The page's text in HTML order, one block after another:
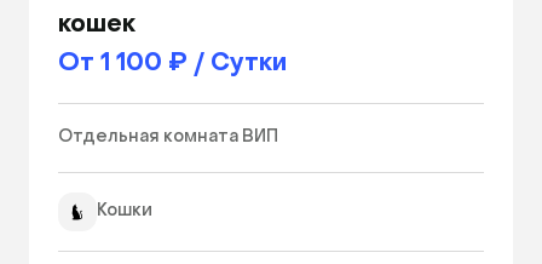
кошек
От 1 100 ₽ / Сутки
Отдельная комната ВИП
Кошки